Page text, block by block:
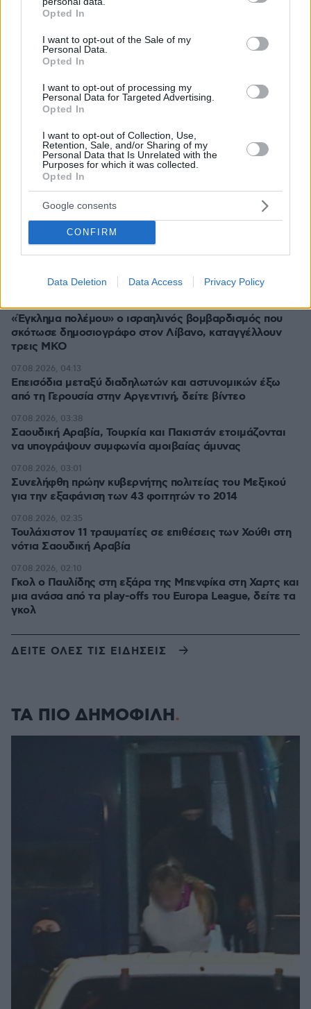
grant or deny consent to Google and its third-party tags to
use your data for below specified purposes in below Google
consent section.
Opted In
I want to opt-out of the Sale of my
Personal Data.
Opted In
I want to opt-out of processing my
Personal Data for Targeted Advertising.
Opted In
I want to opt-out of Collection, Use,
Retention, Sale, and/or Sharing of my
Personal Data that Is Unrelated with the
Purposes for which it was collected.
Opted In
Google consents
CONFIRM
Data Deletion Data Access Privacy Policy
ΡΟΗ ΕΙΔΗΣΕΩΝ
Ειδήσεις Δημοφιλή Σχολιασμένα
Το μενού της ημέρας – Τι τρώμε σήμερα Παρασκευή
(7/8/2026)
Τουλάχιστον 58 νεκροί στην Υεμένη και 11 τραυματίες
πριν 12 λεπτά
Πέθανε σε ηλικία 26 ετών η influencer Σίντνεϊ Τάουλ
έπειτα από τριετή μάχη με σπάνια μορφή καρκίνου
πριν 26 λεπτά
Γαρίδες γιουβέτσι λεμονάτο
«Έγκλημα πολέμου» ο ισραηλινός βομβαρδισμός που
σκότωσε δημοσιογράφο στον Λίβανο, καταγγέλλουν
τρεις ΜΚΟ
07.08.2026, 04:54
Επεισόδια μεταξύ διαδηλωτών και αστυνομικών έξω
από τη Γερουσία στην Αργεντινή, δείτε βίντεο
07.08.2026, 04:13
Σαουδική Αραβία, Τουρκία και Πακιστάν ετοιμάζονται
να υπογράψουν συμφωνία αμοιβαίας άμυνας
07.08.2026, 03:38
Συνελήφθη πρώην κυβερνήτης πολιτείας του Μεξικού
για την εξαφάνιση των 43 φοιτητών το 2014
07.08.2026, 03:01
Τουλάχιστον 11 τραυματίες σε επιθέσεις των Χούθι στη
νότια Σαουδική Αραβία
07.08.2026, 02:35
Γκολ ο Παυλίδης στη εξάρα της Μπενφίκα στη Χαρτς και
μια ανάσα από τα play-offs του Europa League, δείτε τα
γκολ
07.08.2026, 02:10
ΔΕΙΤΕ ΟΛΕΣ ΤΙΣ ΕΙΔΗΣΕΙΣ
ΤΑ ΠΙΟ ΔΗΜΟΦΙΛΗ